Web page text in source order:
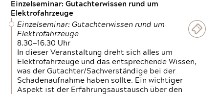
Einzelseminar: Gutachterwissen rund um
Elektrofahrzeuge
Einzelseminar: Gutachterwissen rund um
Elektrofahrzeuge
8.30—16.30 Uhr
In dieser Veranstaltung dreht sich alles um
Elektrofahrzeuge und das entsprechende Wissen,
was der Gutachter/Sachverständige bei der
Schadenaufnahme haben sollte. Ein wichtiger
Aspekt ist der Erfahrungsaustausch über den